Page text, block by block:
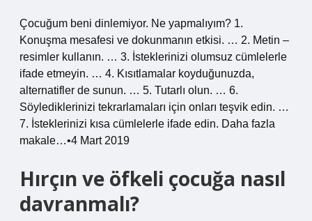
Çocuğum beni dinlemiyor. Ne yapmalıyım? 1.
Konuşma mesafesi ve dokunmanın etkisi. … 2. Metin –
resimler kullanın. … 3. İsteklerinizi olumsuz cümlelerle
ifade etmeyin. … 4. Kısıtlamalar koyduğunuzda,
alternatifler de sunun. … 5. Tutarlı olun. … 6.
Söylediklerinizi tekrarlamaları için onları teşvik edin. …
7. İsteklerinizi kısa cümlelerle ifade edin. Daha fazla
makale…•4 Mart 2019
Hırçın ve öfkeli çocuğa nasıl
davranmalı?